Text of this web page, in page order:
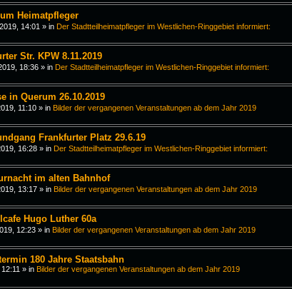
Heimatpfleger
14:01 » in Der Stadtteilheimatpfleger im Westlichen-Ringgebiet informiert:
Str. KPW 8.11.2019
18:36» in Der Stadtteilheimatpfleger im Westlichen-Ringgebiet informiert:
in Querum 26.10.2019
11:10» in Bilder der vergangenen Veranstaltungen ab dem Jahr 2019
Frankfurter Platz 29.6.19
16:28» in Der Stadtteilheimatpfleger im Westlichen-Ringgebiet informiert:
im alten Bahnhof
13:17» in Bilder der vergangenen Veranstaltungen ab dem Jahr 2019
Hugo Luther 60a
12:23» in Bilder der vergangenen Veranstaltungen ab dem Jahr 2019
180 Jahre Staatsbahn
» in Bilder der vergangenen Veranstaltungen ab dem Jahr 2019